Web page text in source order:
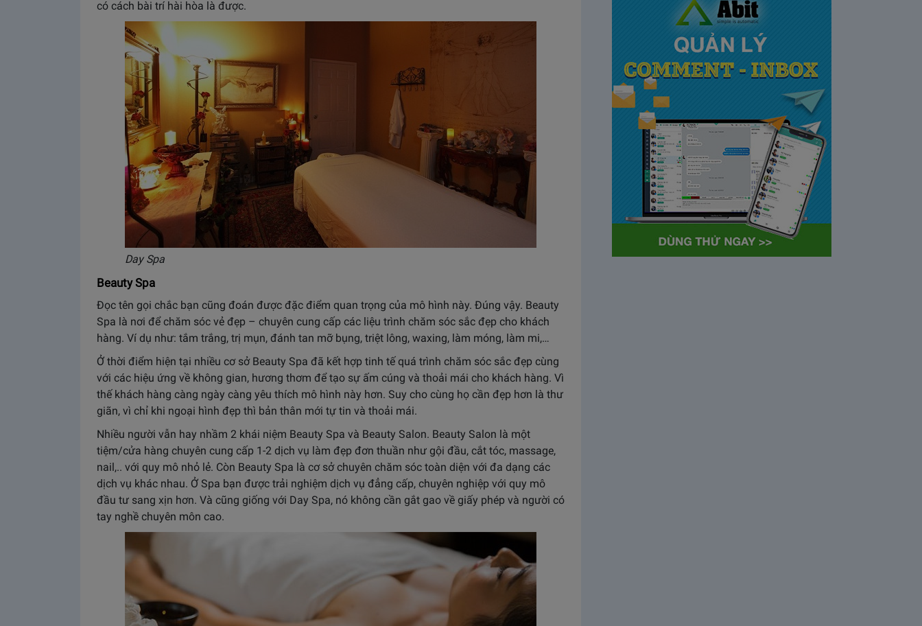
có cách bài trí hài hòa là được.
Day Spa
Beauty Spa
Đọc tên gọi chắc bạn cũng đoán được đặc điểm quan trọng của mô hình này. Đúng vậy. Beauty
Spa là nơi để chăm sóc vẻ đẹp – chuyên cung cấp các liệu trình chăm sóc sắc đẹp cho khách
hàng. Ví dụ như: tắm trắng, trị mụn, đánh tan mỡ bụng, triệt lông, waxing, làm móng, làm mi,…
Ở thời điểm hiện tại nhiều cơ sở Beauty Spa đã kết hợp tinh tế quá trình chăm sóc sắc đẹp cùng
với các hiệu ứng về không gian, hương thơm để tạo sự ấm cúng và thoải mái cho khách hàng. Vì
thế khách hàng càng ngày càng yêu thích mô hình này hơn. Suy cho cùng họ cần đẹp hơn là thư
giãn, vì chỉ khi ngoại hình đẹp thì bản thân mới tự tin và thoải mái.
Nhiều người vẫn hay nhầm 2 khái niệm Beauty Spa và Beauty Salon. Beauty Salon là một
tiệm/cửa hàng chuyên cung cấp 1-2 dịch vụ làm đẹp đơn thuần như gội đầu, cắt tóc, massage,
nail,.. với quy mô nhỏ lẻ. Còn Beauty Spa là cơ sở chuyên chăm sóc toàn diện với đa dạng các
dịch vụ khác nhau. Ở Spa bạn được trải nghiệm dịch vụ đẳng cấp, chuyên nghiệp với quy mô
đầu tư sang xịn hơn. Và cũng giống với Day Spa, nó không cần gắt gao về giấy phép và người có
tay nghề chuyên môn cao.
phải…
Bảng giá lượt view Youtube
tại Việt Nam và Hoa kỳ mới
28/05/2020
63366
Khi tham gia chương trình
Partner Program của YouTube,
…
Cách bỏ ẩn trò chuyện trên
Zalo ở thiết bị máy tính và
điện thoại iphone
26/05/2020
62305
Bỏ ẩn cuộc trò chuyện là tính
năng khá…